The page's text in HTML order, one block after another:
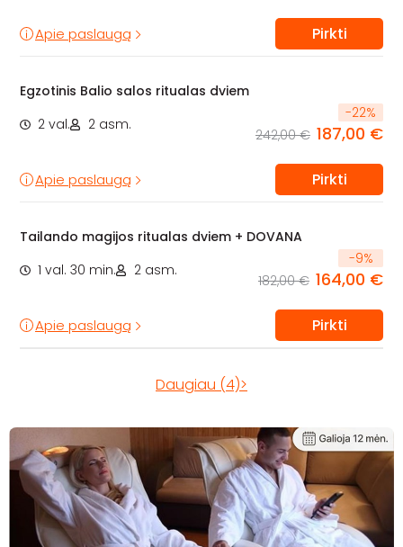
Apie paslaugą Pirkti
Egzotinis Balio salos ritualas dviem
2 val.
2 asm.
-22%
242,00 € 187,00 €
Apie paslaugą Pirkti
Tailando magijos ritualas dviem + DOVANA
1 val. 30 min.
2 asm.
-9%
182,00 € 164,00 €
Apie paslaugą Pirkti
Daugiau (4)>